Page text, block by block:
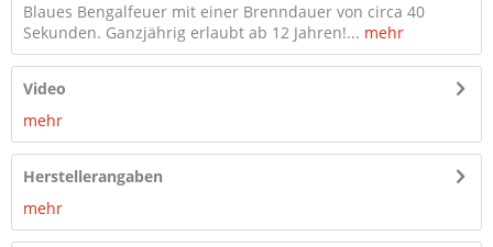
Blaues Bengalfeuer mit einer Brenndauer von circa 40
Sekunden. Ganzjährig erlaubt ab 12 Jahren!... mehr
Video
mehr
Herstellerangaben
mehr